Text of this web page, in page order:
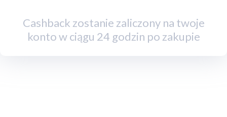
Cashback zostanie zaliczony na twoje
konto w ciągu 24 godzin po zakupie